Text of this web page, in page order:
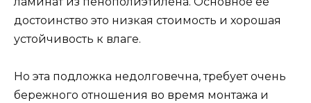
достоинство это низкая стоимость и хорошая
устойчивость к влаге.
Но эта подложка недолговечна, требует очень
бережного отношения во время монтажа и